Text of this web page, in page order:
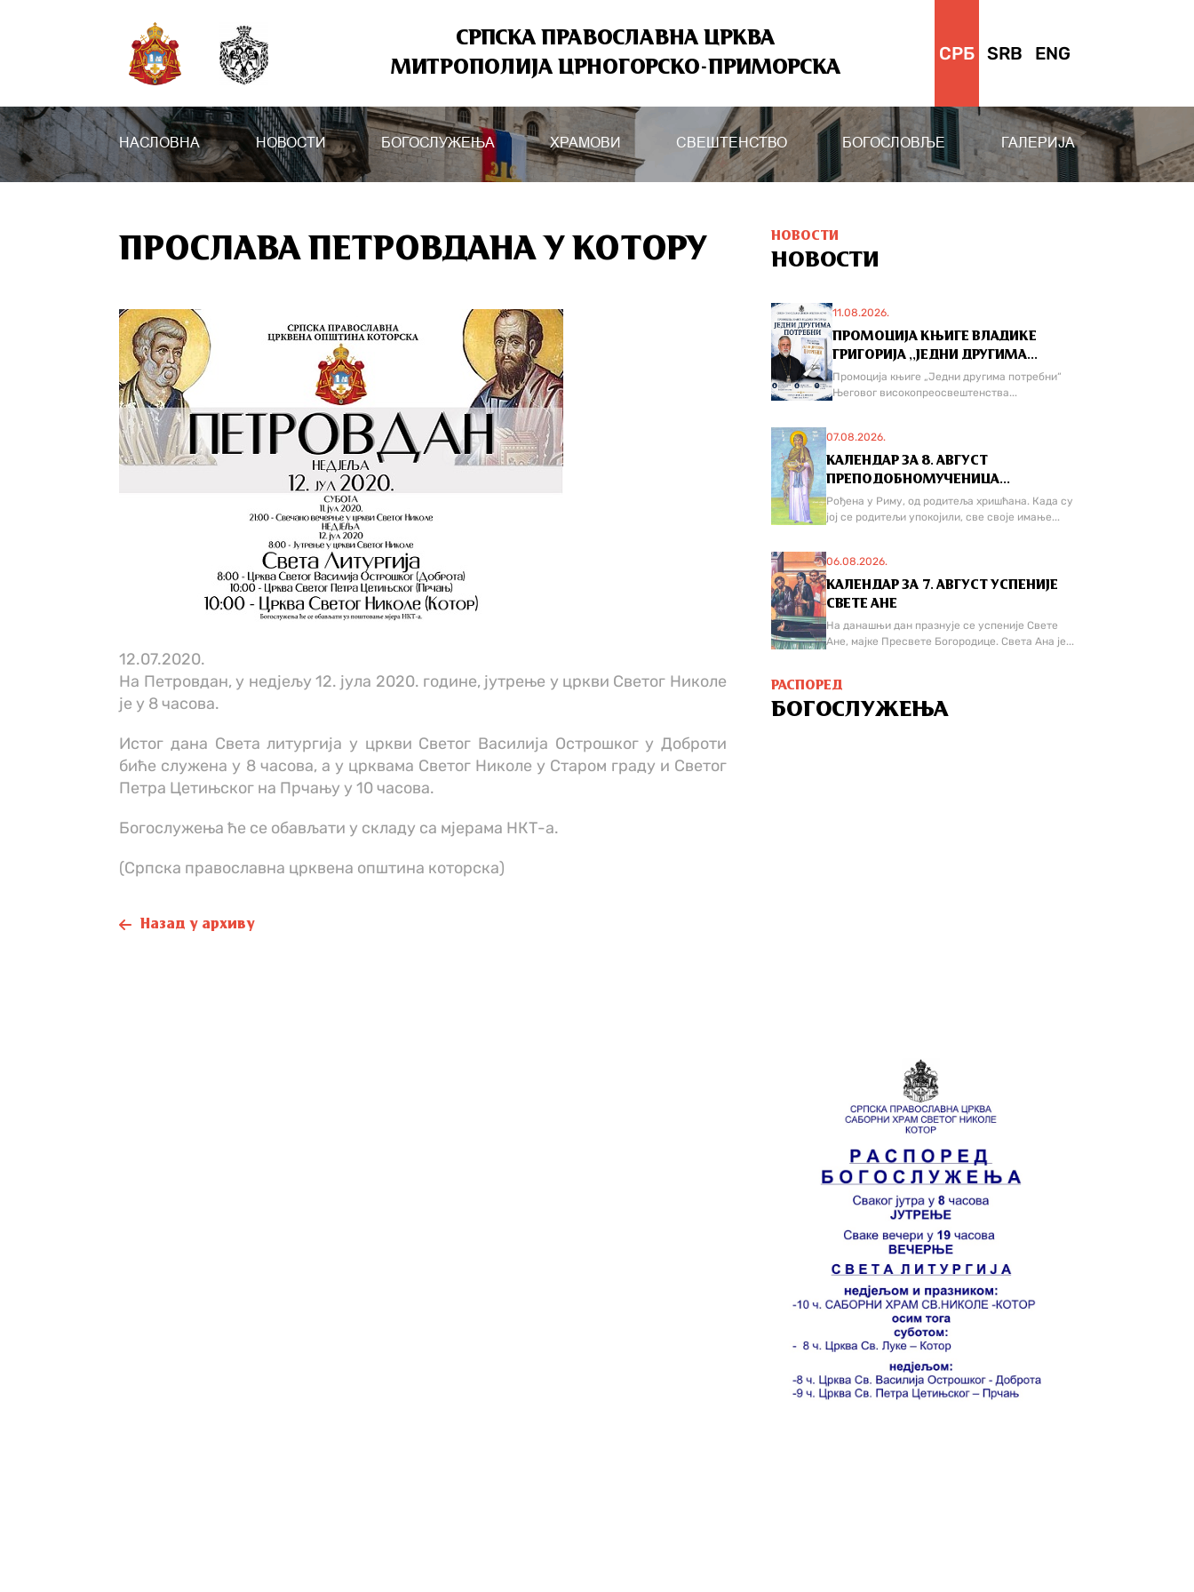
СРПСКА ПРАВОСЛАВНА ЦРКВА
МИТРОПОЛИЈА ЦРНОГОРСКО-ПРИМОРСКА
СРБ SRB ENG
НАСЛОВНА НОВОСТИ БОГОСЛУЖЕЊА ХРАМОВИ СВЕШТЕНСТВО БОГОСЛОВЉЕ ГАЛЕРИЈА
ПРОСЛАВА ПЕТРОВДАНА У КОТОРУ
12.07.2020.
На Петровдан, у недјељу 12. јула 2020. године, јутрење у цркви Светог Николе
је у 8 часова.
Истог дана Света литургија у цркви Светог Василија Острошког у Доброти
биће служена у 8 часова, а у црквама Светог Николе у Старом граду и Светог
Петра Цетињског на Прчању у 10 часова.
Богослужења ће се обављати у складу са мјерама НКТ-а.
(Српска православна црквена општина которска)
Назад у архиву
НОВОСТИ
НОВОСТИ
11.08.2026.
ПРОМОЦИЈА КЊИГЕ ВЛАДИКЕ
ГРИГОРИЈА ,,ЈЕДНИ ДРУГИМА...
Промоција књиге „Једни другима потребни“
Његовог високопреосвештенства...
07.08.2026.
КАЛЕНДАР ЗА 8. АВГУСТ
ПРЕПОДОБНОМУЧЕНИЦА...
Рођена у Риму, од родитеља хришћана. Када су
јој се родитељи упокојили, све своје имање...
06.08.2026.
КАЛЕНДАР ЗА 7. АВГУСТ УСПЕНИЈЕ
СВЕТЕ АНЕ
На данашњи дан празнује се успеније Свете
Ане, мајке Пресвете Богородице. Света Ана је...
РАСПОРЕД
БОГОСЛУЖЕЊА